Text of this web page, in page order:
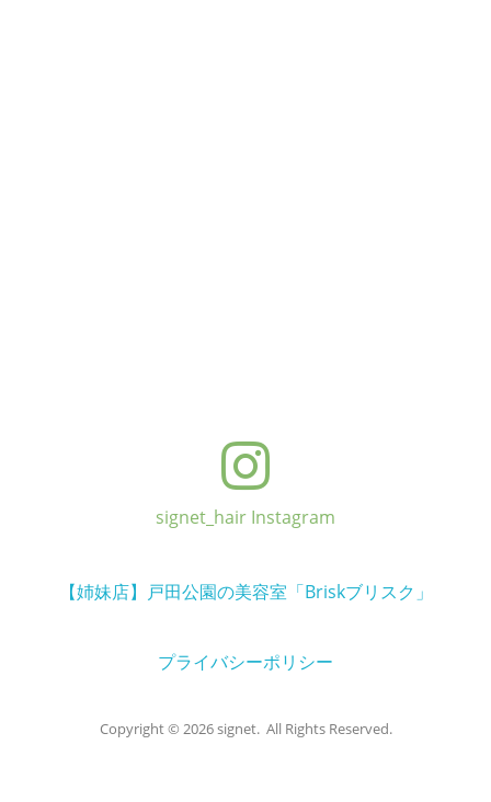
signet_hair Instagram
【姉妹店】戸田公園の美容室「Briskブリスク」
Copyright © 2026 signet. All Rights Reserved.
プライバシーポリシー